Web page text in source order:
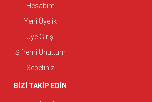
Hesabım
Yeni Üyelik
Üye Girişi
Şifremi Unuttum
Sepetiniz
BİZİ TAKİP EDİN